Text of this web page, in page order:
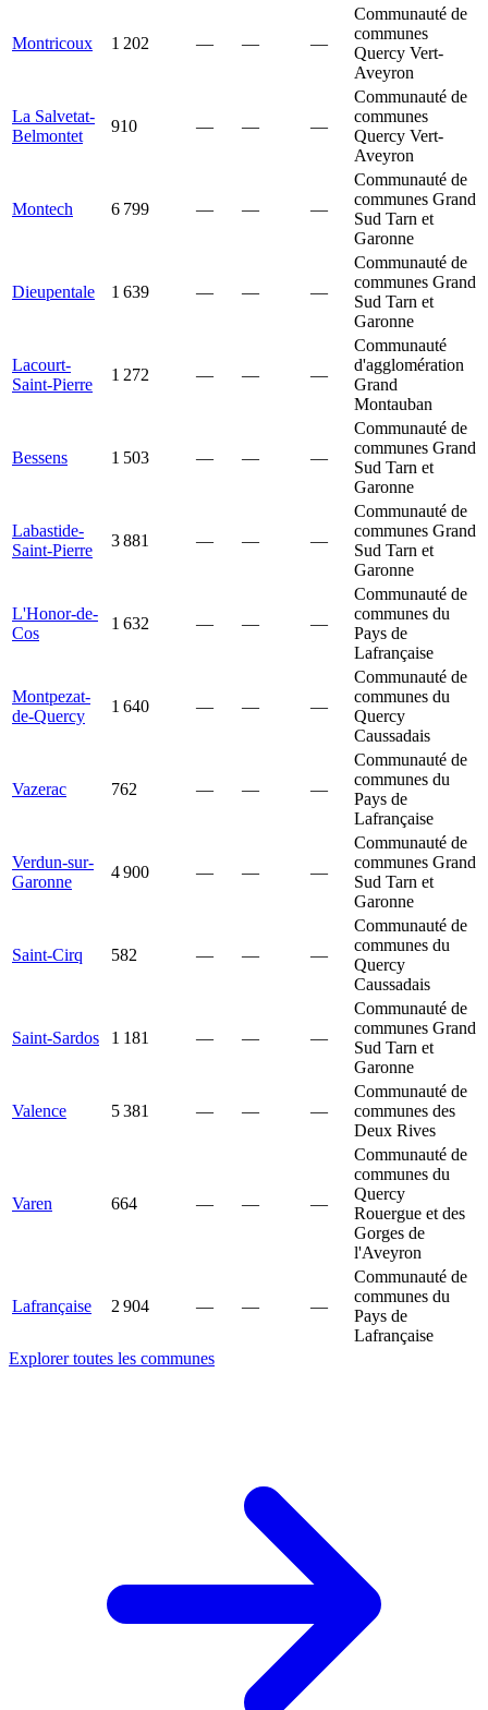
Montricoux 1 202 — — —
Communauté de
communes
Quercy Vert-
Aveyron
La Salvetat-
Belmontet
910 — — —
Communauté de
communes
Quercy Vert-
Aveyron
Montech 6 799 — — —
Communauté de
communes Grand
Sud Tarn et
Garonne
Dieupentale 1 639 — — —
Communauté de
communes Grand
Sud Tarn et
Garonne
Lacourt-
Saint-Pierre
1 272 — — —
Communauté
d'agglomération
Grand
Montauban
Bessens 1 503 — — —
Communauté de
communes Grand
Sud Tarn et
Garonne
Labastide-
Saint-Pierre
3 881 — — —
Communauté de
communes Grand
Sud Tarn et
Garonne
L'Honor-de-
Cos
1 632 — — —
Communauté de
communes du
Pays de
Lafrançaise
Montpezat-
de-Quercy
1 640 — — —
Communauté de
communes du
Quercy
Caussadais
Vazerac 762 — — —
Communauté de
communes du
Pays de
Lafrançaise
Verdun-sur-
Garonne
4 900 — — —
Communauté de
communes Grand
Sud Tarn et
Garonne
Saint-Cirq 582 — — —
Communauté de
communes du
Quercy
Caussadais
Saint-Sardos 1 181 — — —
Communauté de
communes Grand
Sud Tarn et
Garonne
Valence 5 381 — — —
Communauté de
communes des
Deux Rives
Varen 664 — — —
Communauté de
communes du
Quercy
Rouergue et des
Gorges de
l'Aveyron
Lafrançaise 2 904 — — —
Communauté de
communes du
Pays de
Lafrançaise
Explorer toutes les communes